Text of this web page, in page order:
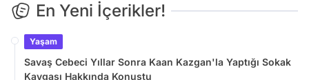
En Yeni İçerikler!
Yaşam
Savaş Cebeci Yıllar Sonra Kaan Kazgan'la Yaptığı Sokak
Kavgası Hakkında Konuştu